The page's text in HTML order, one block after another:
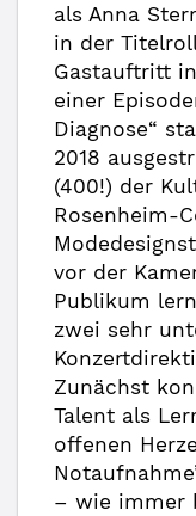
als Anna
in der
Gastauftritt
einer
Diagnose“
2018
(400!) der
Rosenheim-
vor der
Publikum
zwei sehr
Zunächst
Talent als
offenen
– wie immer